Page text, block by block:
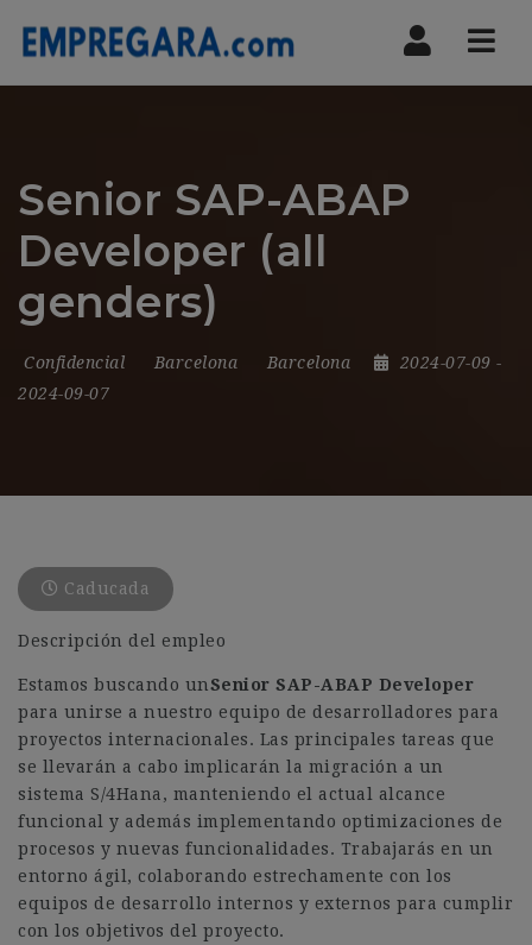
Senior SAP-ABAP
Developer (all
genders)
Confidencial Barcelona Barcelona 2024-07-09 -
2024-09-07
Caducada
Descripción del empleo
Estamos buscando unSenior SAP-ABAP Developer
para unirse a nuestro equipo de desarrolladores para
proyectos internacionales. Las principales tareas que
se llevarán a cabo implicarán la migración a un
sistema S/4Hana, manteniendo el actual alcance
funcional y además implementando optimizaciones de
procesos y nuevas funcionalidades. Trabajarás en un
entorno ágil, colaborando estrechamente con los
equipos de desarrollo internos y externos para cumplir
con los objetivos del proyecto.